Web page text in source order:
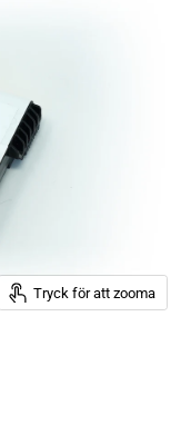
Tryck för att zooma